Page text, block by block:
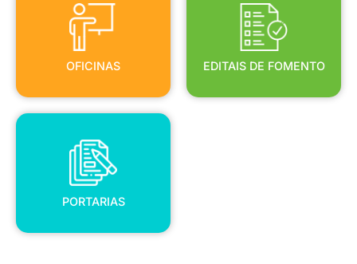
OFICINAS
OFICINAS
EDITAIS DE FOMENTO
EDITAIS DE FOMENTO
PORTARIAS
PORTARIAS